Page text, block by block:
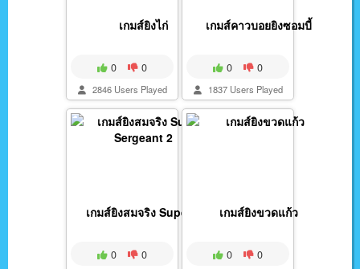
เกมส์ยิงไก่
0 0
2846 Users Played
เกมส์คาวบอยยิงซอมบี้
0 0
1837 Users Played
เกมส์ยิงสมจริง Super...
0 0
เกมส์ยิงขวดแก้ว
0 0